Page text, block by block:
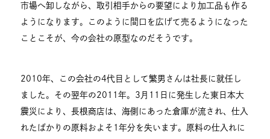
市場へ卸しながら、取引相手からの要望により加工品も作る
ようになります。このように間口を広げて売るようになった
ことこそが、今の会社の原型なのだそうです。
2010年、この会社の4代目として繁男さんは社長に就任し
ました。その翌年の2011年。3月11日に発生した東日本大
震災により、長根商店は、海側にあった倉庫が流され、仕入
れたばかりの原料およそ1年分を失います。原料の仕入れに